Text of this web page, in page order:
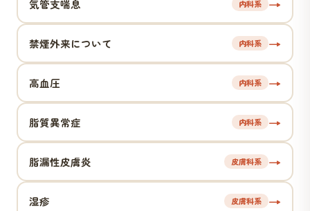
気管支喘息 内科系 →
禁煙外来について 内科系 →
高血圧 内科系 →
脂質異常症 内科系 →
脂漏性皮膚炎 皮膚科系 →
湿疹 皮膚科系 →